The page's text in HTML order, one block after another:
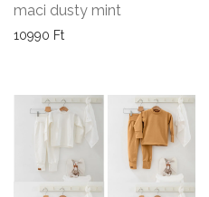
maci dusty mint
10990 Ft